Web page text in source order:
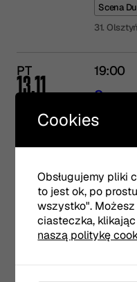
Scena
31.
PT
13.11
19:00
Scena
14.11
19:00
Scena
Cookies
Obsługujemy pliki
to jest ok, po
wszystko".
ciasteczka,
naszą politykę